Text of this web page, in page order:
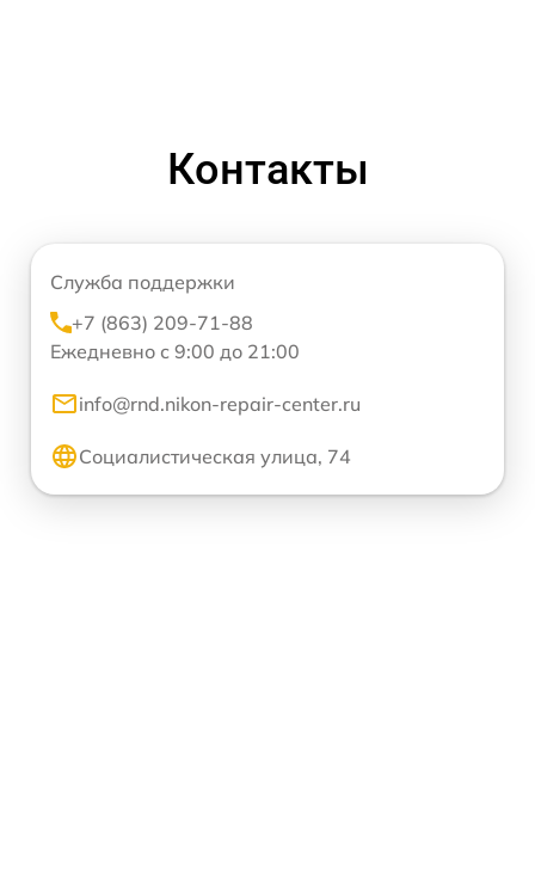
Контакты
Служба поддержки
+7 (863) 209-71-88
Ежедневно с 9:00 до 21:00
info@rnd.nikon-repair-center.ru
Социалистическая улица, 74